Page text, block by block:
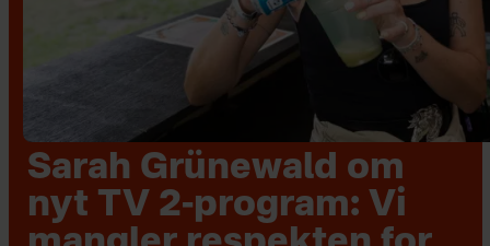
Sarah Grünewald om
nyt TV 2-program: Vi